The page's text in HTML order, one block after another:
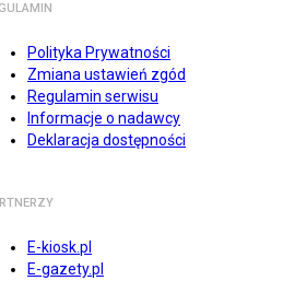
Polityka Prywatności
Zmiana ustawień zgód
Regulamin serwisu
Informacje o nadawcy
Deklaracja dostępności
E-kiosk.pl
E-gazety.pl